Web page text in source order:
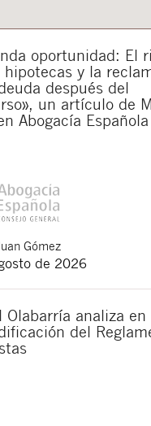
oportunidad: El
hipotecas y la
después del
un artículo de
Abogacía Española
Gómez
de 2026
Olabarría analiza en
del
comunicaciones
envío manifiesta haber leído
La finalidad es la atención a
se explica en lapolítica de